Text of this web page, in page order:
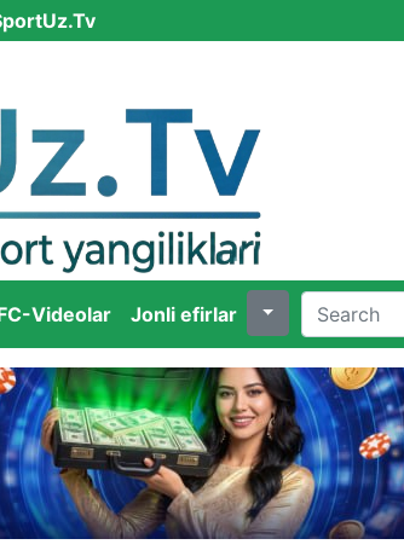
Videolar Jonli efirlar